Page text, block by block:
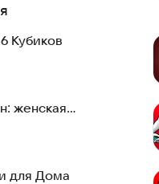
Кубиков
женская
для Дома